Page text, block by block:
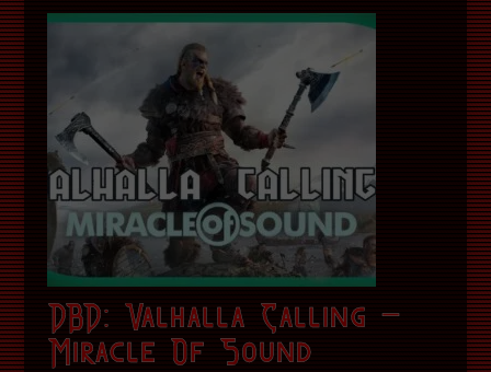
DBD: Valhalla Calling –
Miracle Of Sound